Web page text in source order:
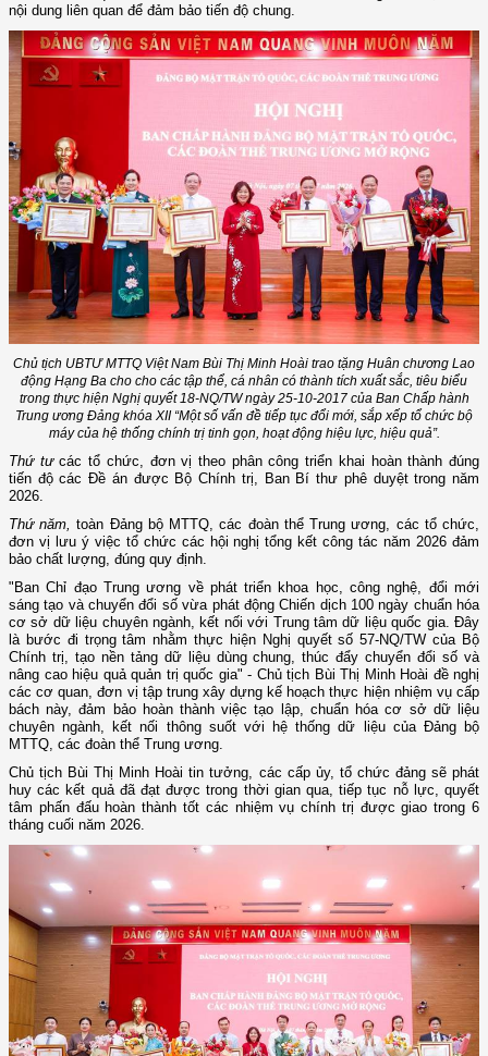
nội dung liên quan để đảm bảo tiến độ chung.
Chủ tịch UBTƯ MTTQ Việt Nam Bùi Thị Minh Hoài trao tặng Huân chương Lao
động Hạng Ba cho cho các tập thể, cá nhân có thành tích xuất sắc, tiêu biểu
trong thực hiện Nghị quyết 18-NQ/TW ngày 25-10-2017 của Ban Chấp hành
Trung ương Đảng khóa XII “Một số vấn đề tiếp tục đổi mới, sắp xếp tổ chức bộ
máy của hệ thống chính trị tinh gọn, hoạt động hiệu lực, hiệu quả”.
Thứ tưcác tổ chức, đơn vị theo phân công triển khai hoàn thành đúng
tiến độ các Đề án được Bộ Chính trị, Ban Bí thư phê duyệt trong năm
2026.
Thứ năm, toàn Đảng bộ MTTQ, các đoàn thể Trung ương, các tổ chức,
đơn vị lưu ý việc tổ chức các hội nghị tổng kết công tác năm 2026 đảm
bảo chất lượng, đúng quy định.
"Ban Chỉ đạo Trung ương về phát triển khoa học, công nghệ, đổi mới
sáng tạo và chuyển đổi số vừa phát động Chiến dịch 100 ngày chuẩn hóa
cơ sở dữ liệu chuyên ngành, kết nối với Trung tâm dữ liệu quốc gia. Đây
là bước đi trọng tâm nhằm thực hiện Nghị quyết số 57-NQ/TW của Bộ
Chính trị, tạo nền tảng dữ liệu dùng chung, thúc đẩy chuyển đổi số và
nâng cao hiệu quả quản trị quốc gia" - Chủ tịch Bùi Thị Minh Hoài đề nghị
các cơ quan, đơn vị tập trung xây dựng kế hoạch thực hiện nhiệm vụ cấp
bách này, đảm bảo hoàn thành việc tạo lập, chuẩn hóa cơ sở dữ liệu
chuyên ngành, kết nối thông suốt với hệ thống dữ liệu của Đảng bộ
MTTQ, các đoàn thể Trung ương.
Chủ tịch Bùi Thị Minh Hoài tin tưởng, các cấp ủy, tổ chức đảng sẽ phát
huy các kết quả đã đạt được trong thời gian qua, tiếp tục nỗ lực, quyết
tâm phấn đấu hoàn thành tốt các nhiệm vụ chính trị được giao trong 6
tháng cuối năm 2026.